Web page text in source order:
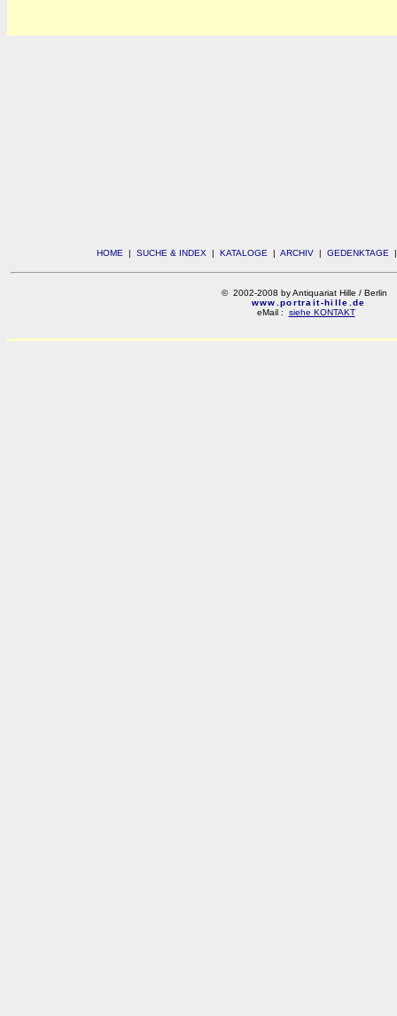
HOME | SUCHE & INDEX | KATALOGE | ARCHIV | GEDENKTAGE
© 2002-2008 by Antiquariat Hille / Berlin
www.portrait-hille.de
eMail : siehe KONTAKT